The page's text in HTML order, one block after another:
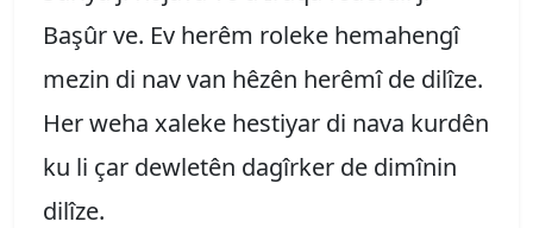
Başûr ve. Ev herêm roleke hemahengî
mezin di nav van hêzên herêmî de dilîze.
Her weha xaleke hestiyar di nava kurdên
ku li çar dewletên dagîrker de dimînin
dilîze.